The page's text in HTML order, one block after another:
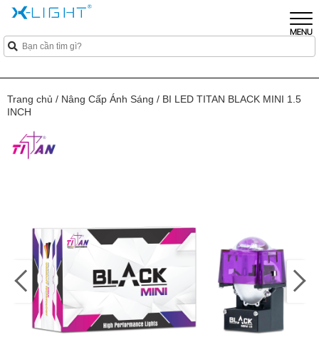
Trang chủ / Nâng Cấp Ánh Sáng / BI LED TITAN BLACK MINI 1.5
INCH